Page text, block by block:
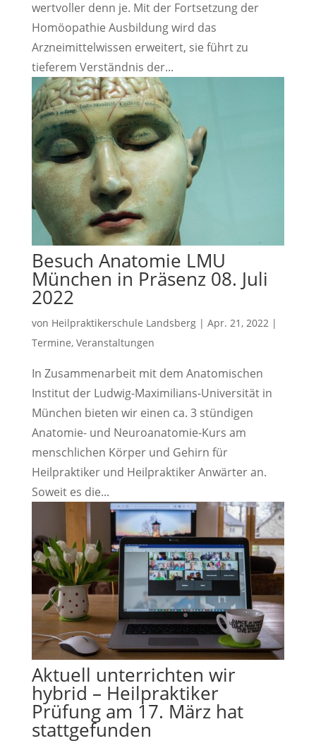
wertvoller denn je. Mit der Fortsetzung der
Homöopathie Ausbildung wird das
Arzneimittelwissen erweitert, sie führt zu
tieferem Verständnis der...
Besuch Anatomie LMU
München in Präsenz 08. Juli
2022
von Heilpraktikerschule Landsberg| Apr. 21, 2022|
Termine, Veranstaltungen
In Zusammenarbeit mit dem Anatomischen
Institut der Ludwig-Maximilians-Universität in
München bieten wir einen ca. 3 stündigen
Anatomie- und Neuroanatomie-Kurs am
menschlichen Körper und Gehirn für
Heilpraktiker und Heilpraktiker Anwärter an.
Soweit es die...
Aktuell unterrichten wir
hybrid – Heilpraktiker
Prüfung am 17. März hat
stattgefunden